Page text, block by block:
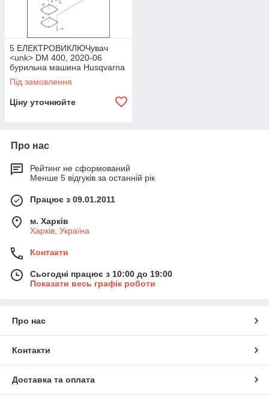
5 ЕЛЕКТРОВИКЛЮЧувач
<unk> DM 400, 2020-06
бурильна машина Husqvarna
<unk> алмазне буріння <unk>
Під замовлення
Ціну уточнюйте
Про нас
Рейтинг не сформований
Менше 5 відгуків за останній рік
Працює з 09.01.2011
м. Харків
Харків, Україна
Контакти
Сьогодні працює з 10:00 до 19:00
Показати весь графік роботи
Про нас
Контакти
Доставка та оплата